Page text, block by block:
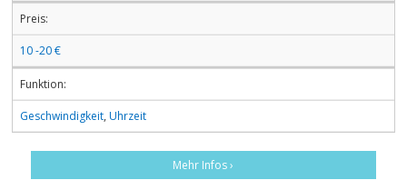
Preis:
10 -20 €
Funktion:
Geschwindigkeit, Uhrzeit
Mehr Infos ›